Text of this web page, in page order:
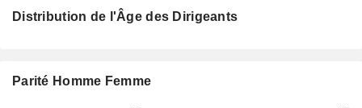
Distribution de l'Âge des Dirigeants
Parité Homme Femme